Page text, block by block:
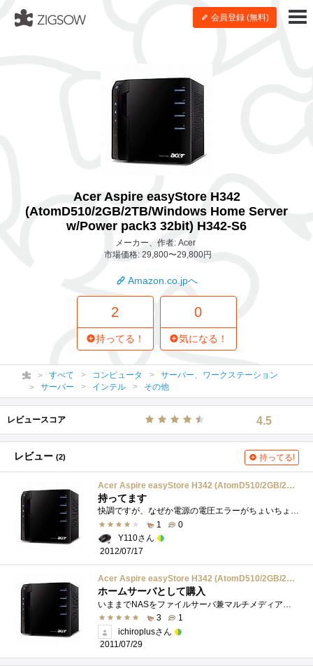
会員登録 (無料)
Acer Aspire easyStore H342
(AtomD510/2GB/2TB/Windows Home Server
w/Power pack3 32bit) H342-S6
メーカー、作者: Acer
市場価格: 29,800〜29,800円
Amazon.co.jpへ
2
持ってる！
0
気になる！
すべて コンピュータ
サーバー、ワークステーション
サーバー
インテル その他
レビュースコア 4.5
レビュー (2) 持ってる!
Acer Aspire easyStore H342 (AtomD510/2GB/2TB/Windows Home Server w/Power pack3 32bit) H342-S6
持ってます
快調ですが、なぜか電源の電圧エラーがちょいちょい通知される！なぜ？ファンを交換して、吸気、排気を逆にして使用中
1
0
Y110さん
2012/07/17
Acer Aspire easyStore H342 (AtomD510/2GB/2TB/Windows Home Server w/Power pack3 32bit) H342-S6
ホームサーバとして購入
3
1
ichiroplusさん
2011/07/29